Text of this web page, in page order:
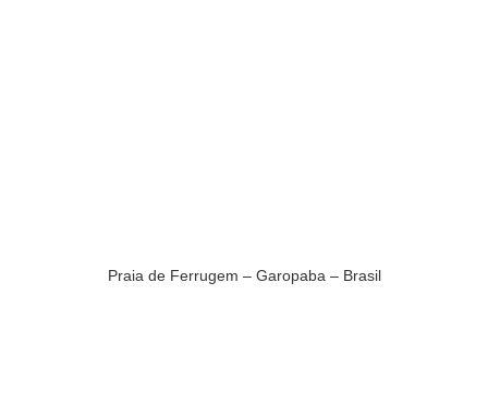
Praia de Ferrugem – Garopaba – Brasil